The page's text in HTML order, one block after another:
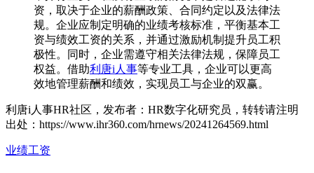
资，取决于企业的薪酬政策、合同约定以及法律法
规。企业应制定明确的业绩考核标准，平衡基本工
资与绩效工资的关系，并通过激励机制提升员工积
极性。同时，企业需遵守相关法律法规，保障员工
权益。借助利唐i人事等专业工具，企业可以更高
效地管理薪酬和绩效，实现员工与企业的双赢。
利唐i人事HR社区，发布者：HR数字化研究员，转转请注明
出处： https://www.ihr360.com/hrnews/20241264569.html
业绩工资